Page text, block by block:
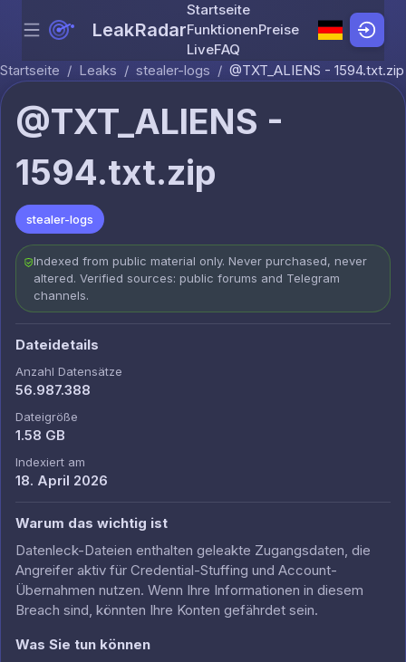
Skip to content
Menu LeakRadar
Startseite
FunktionenPreise
LiveFAQ
Startseite / Leaks / stealer-logs / @TXT_ALIENS - 1594.txt.zip
@TXT_ALIENS -
1594.txt.zip
stealer-logs
Indexed from public material only. Never purchased, never
altered. Verified sources: public forums and Telegram
channels.
Dateidetails
Anzahl Datensätze
56.987.388
Dateigröße
1.58 GB
Indexiert am
18. April 2026
Warum das wichtig ist
Datenleck-Dateien enthalten geleakte Zugangsdaten, die
Angreifer aktiv für Credential-Stuffing und Account-
Übernahmen nutzen. Wenn Ihre Informationen in diesem
Breach sind, könnten Ihre Konten gefährdet sein.
Was Sie tun können